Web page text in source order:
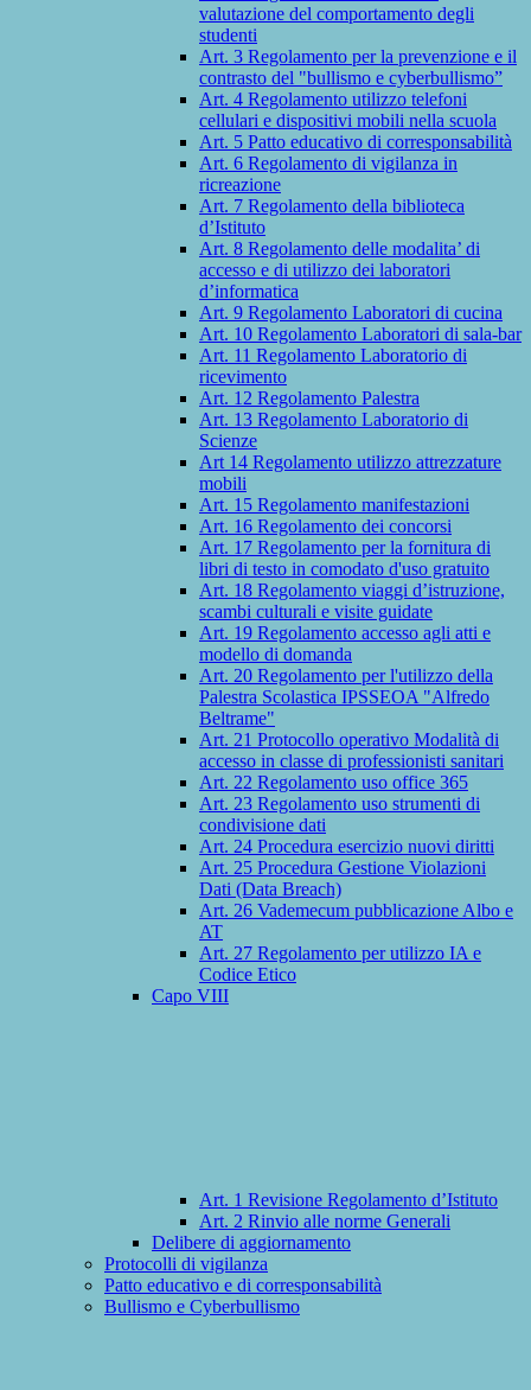
valutazione del comportamento degli
studenti
Art. 3 Regolamento per la prevenzione e il
contrasto del "bullismo e cyberbullismo”
Art. 4 Regolamento utilizzo telefoni
cellulari e dispositivi mobili nella scuola
Art. 5 Patto educativo di corresponsabilità
Art. 6 Regolamento di vigilanza in
ricreazione
Art. 7 Regolamento della biblioteca
d’Istituto
Art. 8 Regolamento delle modalita’ di
accesso e di utilizzo dei laboratori
d’informatica
Art. 9 Regolamento Laboratori di cucina
Art. 10 Regolamento Laboratori di sala-bar
Art. 11 Regolamento Laboratorio di
ricevimento
Art. 12 Regolamento Palestra
Art. 13 Regolamento Laboratorio di
Scienze
Art 14 Regolamento utilizzo attrezzature
mobili
Art. 15 Regolamento manifestazioni
Art. 16 Regolamento dei concorsi
Art. 17 Regolamento per la fornitura di
libri di testo in comodato d'uso gratuito
Art. 18 Regolamento viaggi d’istruzione,
scambi culturali e visite guidate
Art. 19 Regolamento accesso agli atti e
modello di domanda
Art. 20 Regolamento per l'utilizzo della
Palestra Scolastica IPSSEOA "Alfredo
Beltrame"
Art. 21 Protocollo operativo Modalità di
accesso in classe di professionisti sanitari
Art. 22 Regolamento uso office 365
Art. 23 Regolamento uso strumenti di
condivisione dati
Art. 24 Procedura esercizio nuovi diritti
Art. 25 Procedura Gestione Violazioni
Dati (Data Breach)
Art. 26 Vademecum pubblicazione Albo e
AT
Art. 27 Regolamento per utilizzo IA e
Codice Etico
Capo VIII
Art. 1 Revisione Regolamento d’Istituto
Art. 2 Rinvio alle norme Generali
Delibere di aggiornamento
Protocolli di vigilanza
Patto educativo e di corresponsabilità
Bullismo e Cyberbullismo